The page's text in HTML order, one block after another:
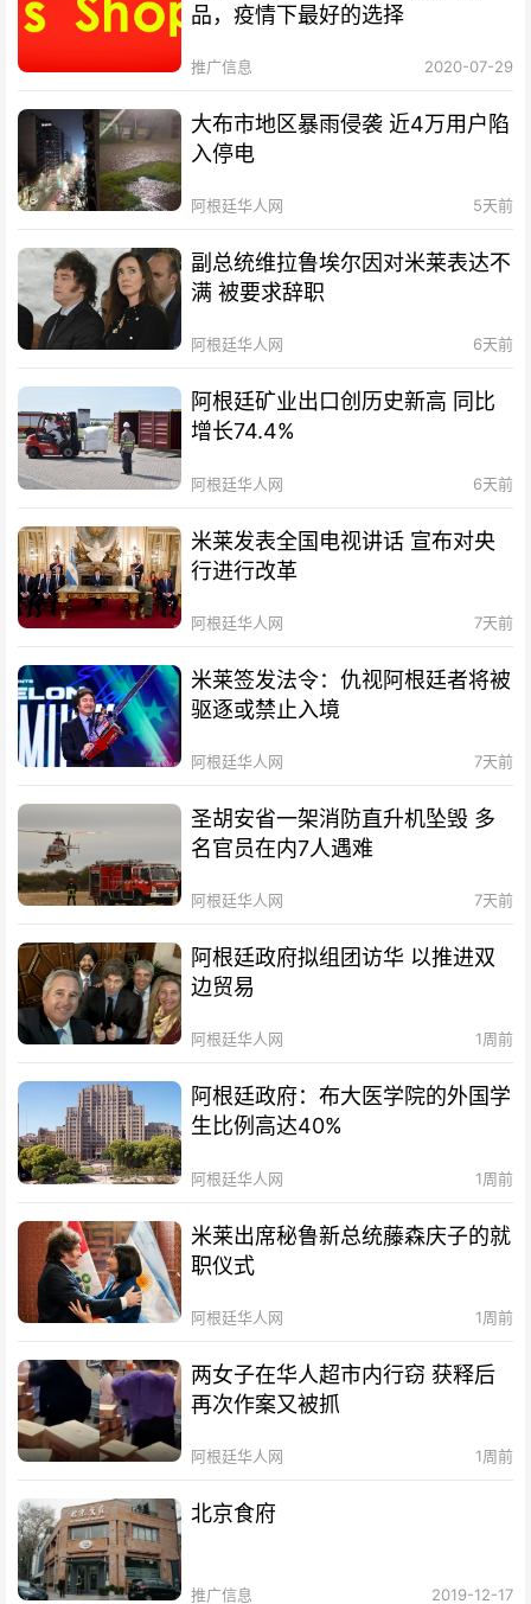
品，疫情下最好的选择
推广信息 2020-07-29
大布市地区暴雨侵袭 近4万用户陷
入停电
阿根廷华人网 5天前
副总统维拉鲁埃尔因对米莱表达不
满 被要求辞职
阿根廷华人网 6天前
阿根廷矿业出口创历史新高 同比
增长74.4%
阿根廷华人网 6天前
米莱发表全国电视讲话 宣布对央
行进行改革
阿根廷华人网 7天前
米莱签发法令：仇视阿根廷者将被
驱逐或禁止入境
阿根廷华人网 7天前
圣胡安省一架消防直升机坠毁 多
名官员在内7人遇难
阿根廷华人网 7天前
阿根廷政府拟组团访华 以推进双
边贸易
阿根廷华人网 1周前
阿根廷政府：布大医学院的外国学
生比例高达40%
阿根廷华人网 1周前
米莱出席秘鲁新总统藤森庆子的就
职仪式
阿根廷华人网 1周前
两女子在华人超市内行窃 获释后
再次作案又被抓
阿根廷华人网 1周前
北京食府
推广信息 2019-12-17